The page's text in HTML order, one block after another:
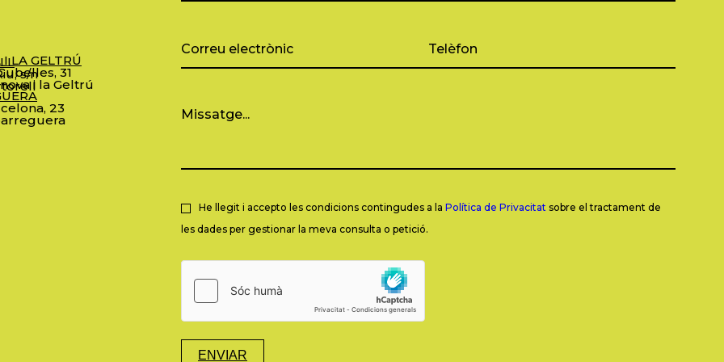
s/n
LA GELTRÚ
31
i la Geltrú
23
He llegit i accepto les condicions contingudes a la Política de Privacitat sobre el tractament de
les dades per gestionar la meva consulta o petició.
ENVIAR